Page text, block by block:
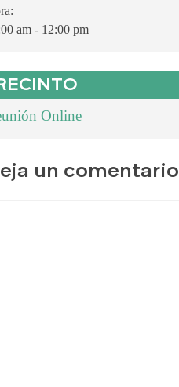
am - 12:00 pm
Online
un comentario